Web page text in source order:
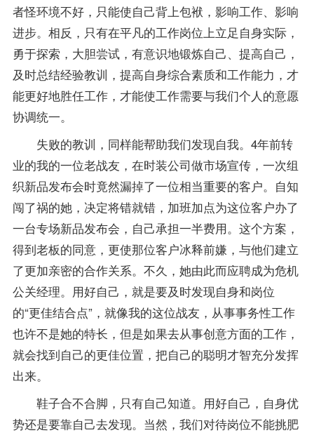
者怪环境不好，只能使自己背上包袱，影响工作、影响
进步。相反，只有在平凡的工作岗位上立足自身实际，
勇于探索，大胆尝试，有意识地锻炼自己、提高自己，
及时总结经验教训，提高自身综合素质和工作能力，才
能更好地胜任工作，才能使工作需要与我们个人的意愿
协调统一。
失败的教训，同样能帮助我们发现自我。4年前转
业的我的一位老战友，在时装公司做市场宣传，一次组
织新品发布会时竟然漏掉了一位相当重要的客户。自知
闯了祸的她，决定将错就错，加班加点为这位客户办了
一台专场新品发布会，自己承担一半费用。这个方案，
得到老板的同意，更使那位客户冰释前嫌，与他们建立
了更加亲密的合作关系。不久，她由此而应聘成为危机
公关经理。用好自己，就是要及时发现自身和岗位
的“更佳结合点”，就像我的这位战友，从事事务性工作
也许不是她的特长，但是如果去从事创意方面的工作，
就会找到自己的更佳位置，把自己的聪明才智充分发挥
出来。
鞋子合不合脚，只有自己知道。用好自己，自身优
势还是要靠自己去发现。当然，我们对待岗位不能挑肥